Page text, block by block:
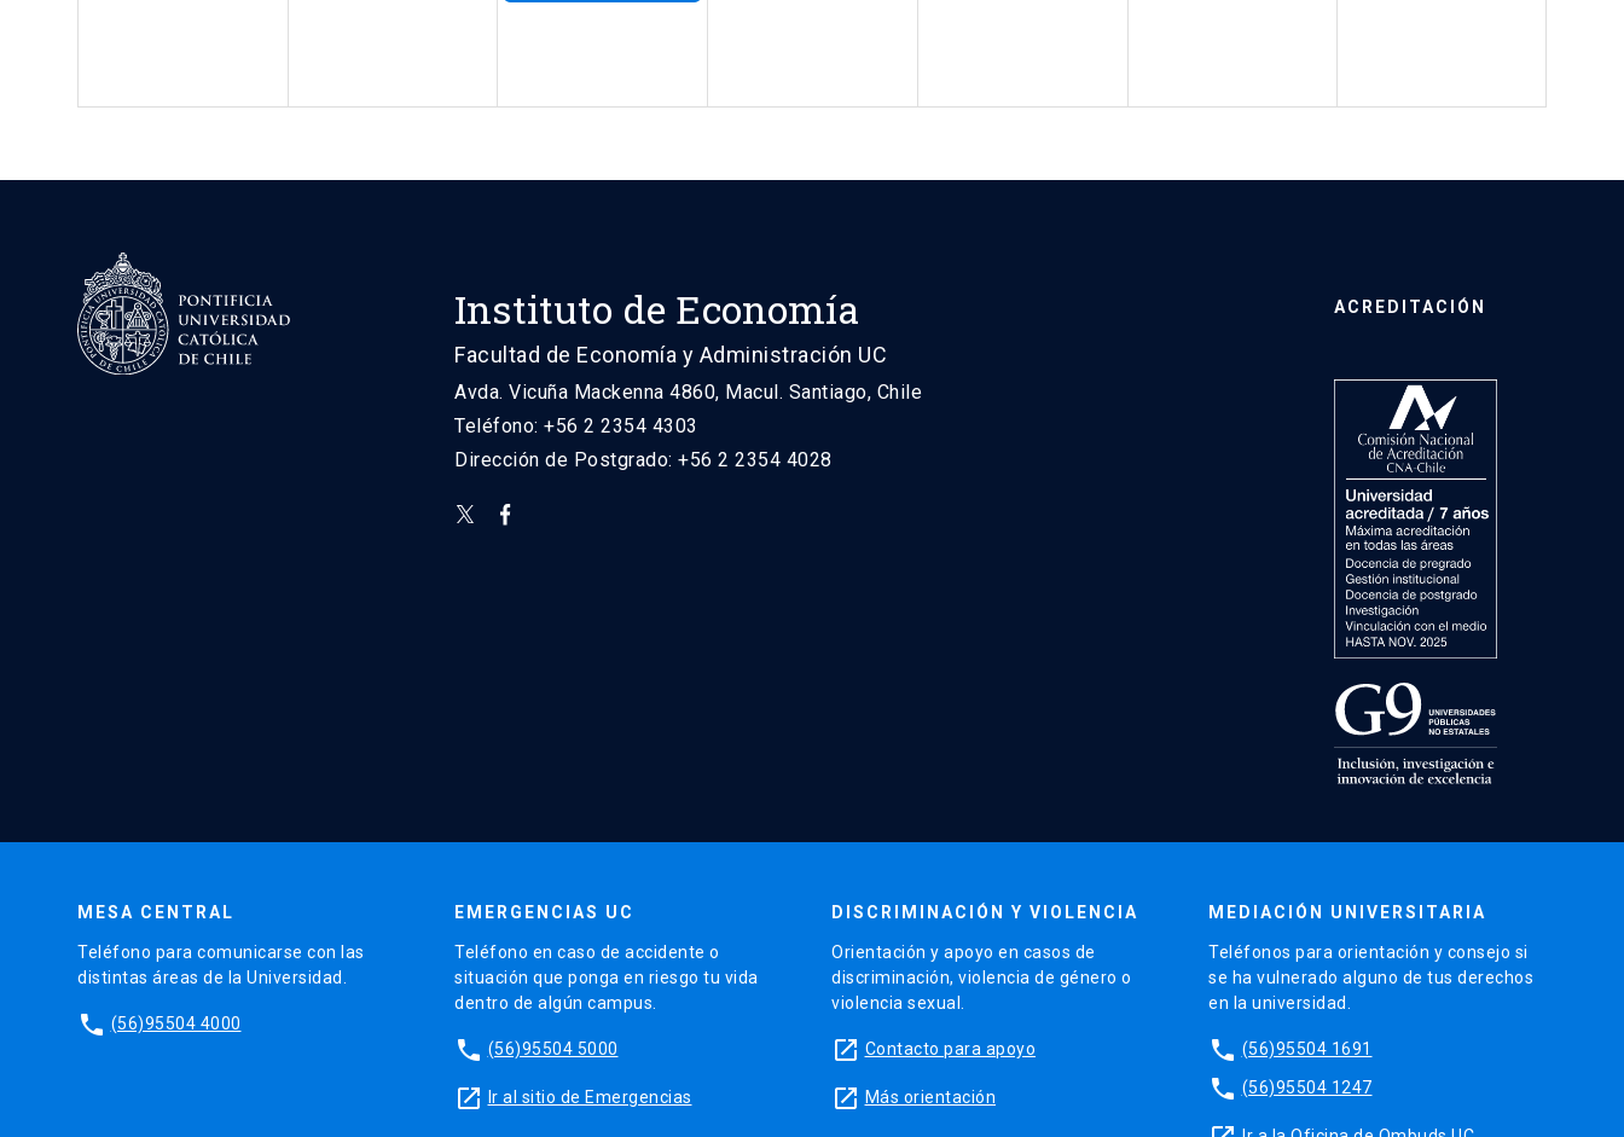
Instituto de Economía
Facultad de Economía y Administración UC
Avda. Vicuña Mackenna 4860, Macul. Santiago, Chile
Teléfono: +56 2 2354 4303
Dirección de Postgrado: +56 2 2354 4028
ACREDITACIÓN
MESA CENTRAL
Teléfono para comunicarse con las
distintas áreas de la Universidad.
phone (56)95504 4000
EMERGENCIAS UC
Teléfono en caso de accidente o
situación que ponga en riesgo tu vida
dentro de algún campus.
phone (56)95504 5000
launch Ir al sitio de Emergencias
DISCRIMINACIÓN Y VIOLENCIA
Orientación y apoyo en casos de
discriminación, violencia de género o
violencia sexual.
launch Contacto para apoyo
launch Más orientación
MEDIACIÓN UNIVERSITARIA
Teléfonos para orientación y consejo si
se ha vulnerado alguno de tus derechos
en la universidad.
phone (56)95504 1691
phone (56)95504 1247